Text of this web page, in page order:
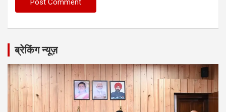
ब्रेकिंग न्यूज़